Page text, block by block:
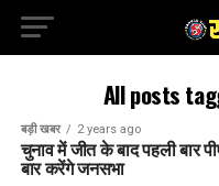
All posts
बड़ी खबर 2 years ago
चुनाव में जीत के बाद पहली बार
बार करेंगे जनसभा